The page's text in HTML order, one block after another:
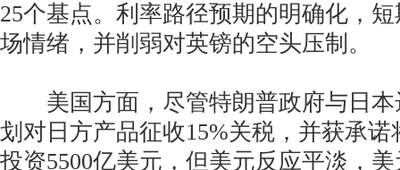
25个基点。利率路径预期的明确化，
场情绪，并削弱对英镑的空头压制。
美国方面，尽管特朗普政府与日本
划对日方产品征收15%关税，并获承
投资5500亿美元，但美元反应平淡，